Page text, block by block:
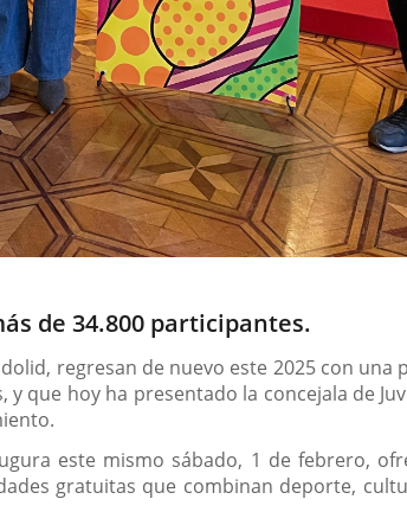
de 34.800 participantes.
regresan de nuevo este 2025 con
que hoy ha presentado la concejala de
este mismo sábado, 1 de febrero,
gratuitas que combinan deporte,